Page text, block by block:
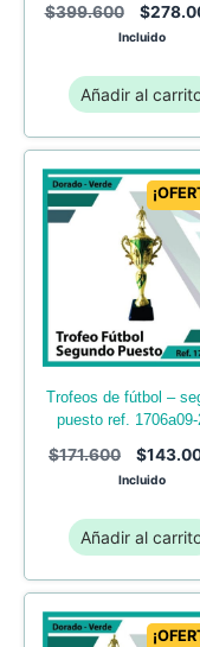
$399.600 $
Incluido
Añadir al
trofeos de fútbol – segundo
puesto ref.
$171.600 $
Incluido
Añadir al